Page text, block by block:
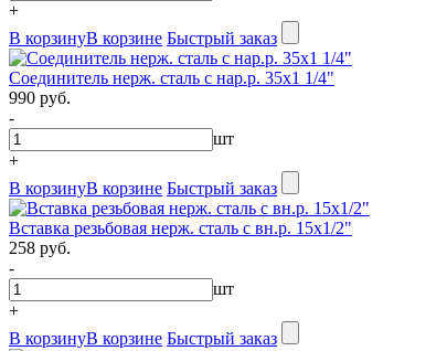
+
В корзинуВ корзине Быстрый заказ
Соединитель нерж. сталь с нар.р. 35х1 1/4"
990 руб.
-
шт
+
В корзинуВ корзине Быстрый заказ
Вставка резьбовая нерж. сталь с вн.р. 15х1/2"
258 руб.
-
шт
+
В корзинуВ корзине Быстрый заказ